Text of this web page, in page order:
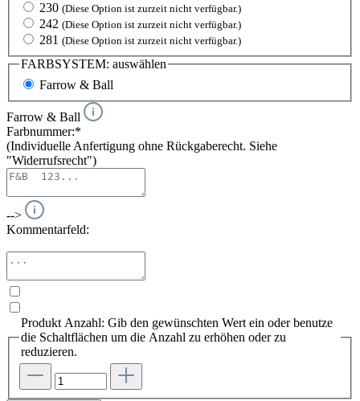
230 (Diese Option ist zurzeit nicht verfügbar.)
242 (Diese Option ist zurzeit nicht verfügbar.)
281 (Diese Option ist zurzeit nicht verfügbar.)
FARBSYSTEM: auswählen
Farrow & Ball
Farrow & Ball
Farbnummer:*
(Individuelle Anfertigung ohne Rückgaberecht. Siehe
"Widerrufsrecht")
-->
Kommentarfeld:
Produkt Anzahl: Gib den gewünschten Wert ein oder benutze
die Schaltflächen um die Anzahl zu erhöhen oder zu
reduzieren.